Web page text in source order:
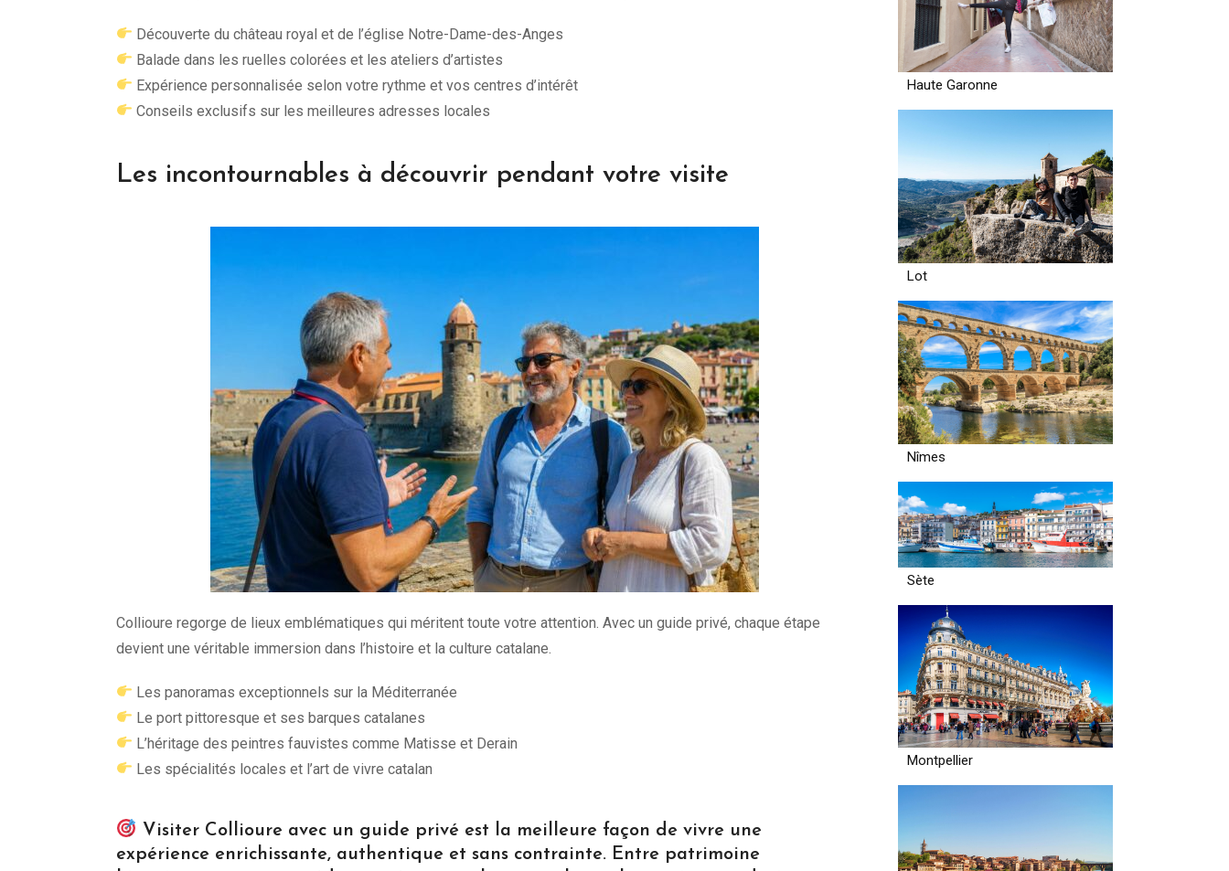
Découverte du château royal et de l’église Notre-Dame-des-Anges
Balade dans les ruelles colorées et les ateliers d’artistes
Expérience personnalisée selon votre rythme et vos centres d’intérêt
Conseils exclusifs sur les meilleures adresses locales
Les incontournables à découvrir pendant votre visite
Collioure regorge de lieux emblématiques qui méritent toute votre attention. Avec un guide privé, chaque étape
devient une véritable immersion dans l’histoire et la culture catalane.
Les panoramas exceptionnels sur la Méditerranée
Le port pittoresque et ses barques catalanes
L’héritage des peintres fauvistes comme Matisse et Derain
Les spécialités locales et l’art de vivre catalan
Visiter Collioure avec un guide privé est la meilleure façon de vivre une
expérience enrichissante, authentique et sans contrainte. Entre patrimoine
Haute Garonne
Lot
Nîmes
Sète
Montpellier